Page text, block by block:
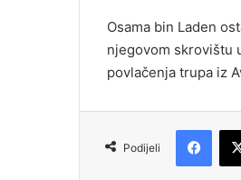
Osama bin Laden
njegovom skrovištu
povlačenja trupa iz
Podijeli